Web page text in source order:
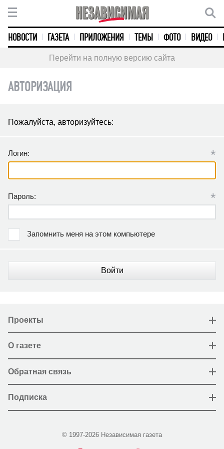
НОВОСТИ ГАЗЕТА ПРИЛОЖЕНИЯ ТЕМЫ ФОТО ВИДЕО
Перейти на полную версию сайта
АВТОРИЗАЦИЯ
Пожалуйста, авторизуйтесь:
Логин: *
Пароль: *
Запомнить меня на этом компьютере
Войти
Проекты
О газете
Обратная связь
Подписка
© 1997-2026 Независимая газета